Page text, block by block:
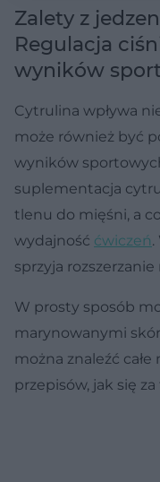
Zalety z
Regulacja
wyników
Cytrulina wpływa
może również być
wyników
suplementacja
tlenu do mięśni, a
wydajność ćwiczeń.
sprzyja
W prosty sposób
marynowanymi
można znaleźć
przepisów, jak się za